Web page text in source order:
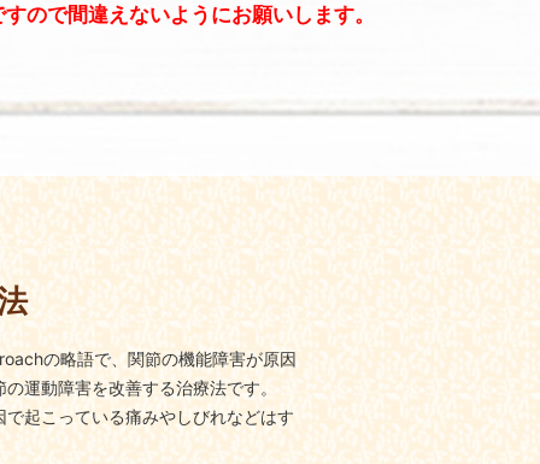
ので間違えないようにお願いします。
の略語で、関節の機能障害が原因
運動障害を改善する治療法です。
起こっている痛みやしびれなどはす